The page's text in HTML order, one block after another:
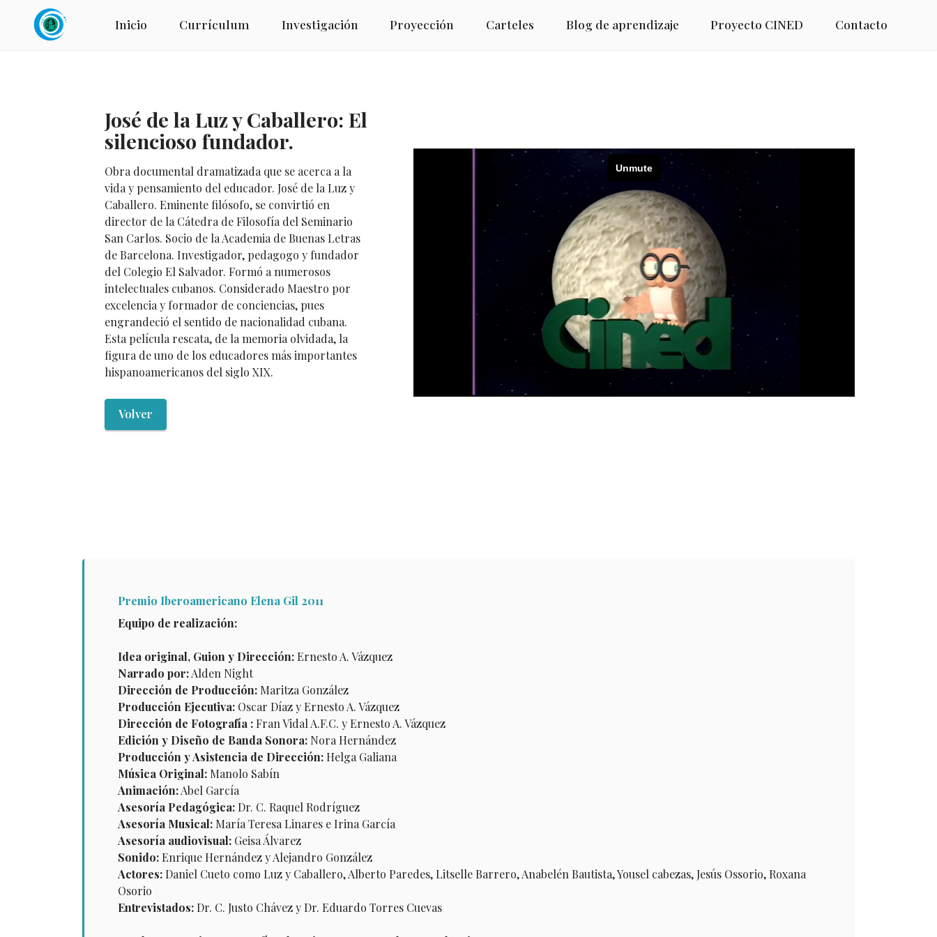
Inicio Currículum Investigación Proyección Carteles Blog de aprendizaje Proyecto CINED Contacto
José de la Luz y Caballero: El
silencioso fundador.
Obra documental dramatizada que se acerca a la
vida y pensamiento del educador. José de la Luz y
Caballero. Eminente filósofo, se convirtió en
director de la Cátedra de Filosofía del Seminario
San Carlos. Socio de la Academia de Buenas Letras
de Barcelona. Investigador, pedagogo y fundador
del Colegio El Salvador. Formó a numerosos
intelectuales cubanos. Considerado Maestro por
excelencia y formador de conciencias, pues
engrandeció el sentido de nacionalidad cubana.
Esta película rescata, de la memoria olvidada, la
figura de uno de los educadores más importantes
hispanoamericanos del siglo XIX.
Volver
Premio Iberoamericano Elena Gil 2011
Equipo de realización:
Idea original, Guion y Dirección:Ernesto A. Vázquez
Narrado por:Alden Night
Dirección de Producción: Maritza González
Producción Ejecutiva: Oscar Díaz y Ernesto A. Vázquez
Dirección de Fotografía :Fran Vidal A.F.C. y Ernesto A. Vázquez
Edición y Diseño de Banda Sonora: Nora Hernández
Producción y Asistencia de Dirección: Helga Galiana
Música Original: Manolo Sabín
Animación:Abel García
Asesoría Pedagógica: Dr. C. Raquel Rodríguez
Asesoría Musical: María Teresa Linares e Irina García
Asesoría audiovisual: Geisa Álvarez
Sonido:Enrique Hernández y Alejandro González
Actores: Daniel Cueto como Luz y Caballero, Alberto Paredes, Litselle Barrero, Anabelén Bautista, Yousel cabezas, Jesús Ossorio, Roxana
Osorio
Entrevistados: Dr. C. Justo Chávez y Dr. Eduardo Torres Cuevas